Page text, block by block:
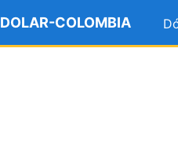
DOLAR-COLOMBIA